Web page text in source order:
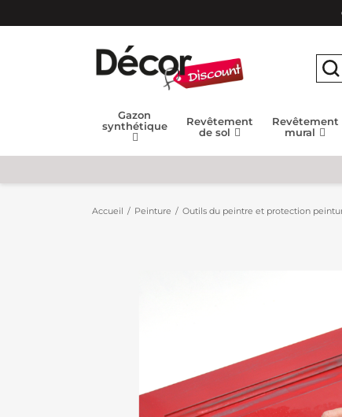
Gazon
synthétique
Revêtement
de sol
Revêtement
mural
Accueil Peinture Outils du peintre et protection